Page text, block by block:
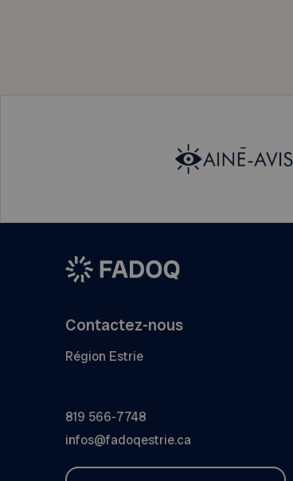
Contactez-nous
Région Estrie
819 566-7748
infos@fadoqestrie.ca